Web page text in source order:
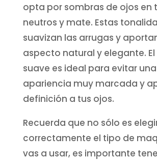
opta por sombras de ojos en
neutros y mate. Estas
suavizan las arrugas y
aspecto natural y elegante.
suave es ideal para evitar una
apariencia muy marcada y
definición a tus ojos.
Recuerda que no sólo es
correctamente el tipo de
vas a usar, es importante